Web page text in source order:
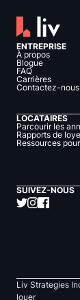
ENTREPRISE
À propos
Blogue
FAQ
Carrières
Contactez-nous
LOCATAIRES
Parcourir les
Rapports de
Ressources
SUIVEZ-NOUS
Liv Strategies
louer